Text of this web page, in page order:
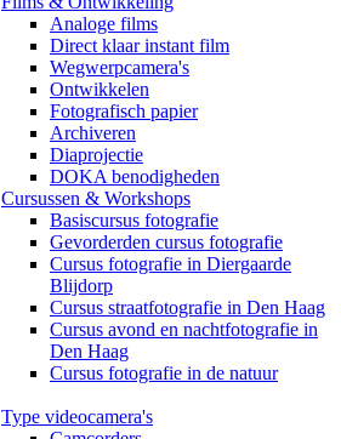
Analoge films
Direct klaar instant film
Wegwerpcamera's
Ontwikkelen
Fotografisch papier
Archiveren
Diaprojectie
DOKA benodigheden
Cursussen & Workshops
Basiscursus fotografie
Gevorderden cursus fotografie
Cursus fotografie in Diergaarde
Blijdorp
Cursus straatfotografie in Den Haag
Cursus avond en nachtfotografie in
Den Haag
Cursus fotografie in de natuur
Type videocamera's